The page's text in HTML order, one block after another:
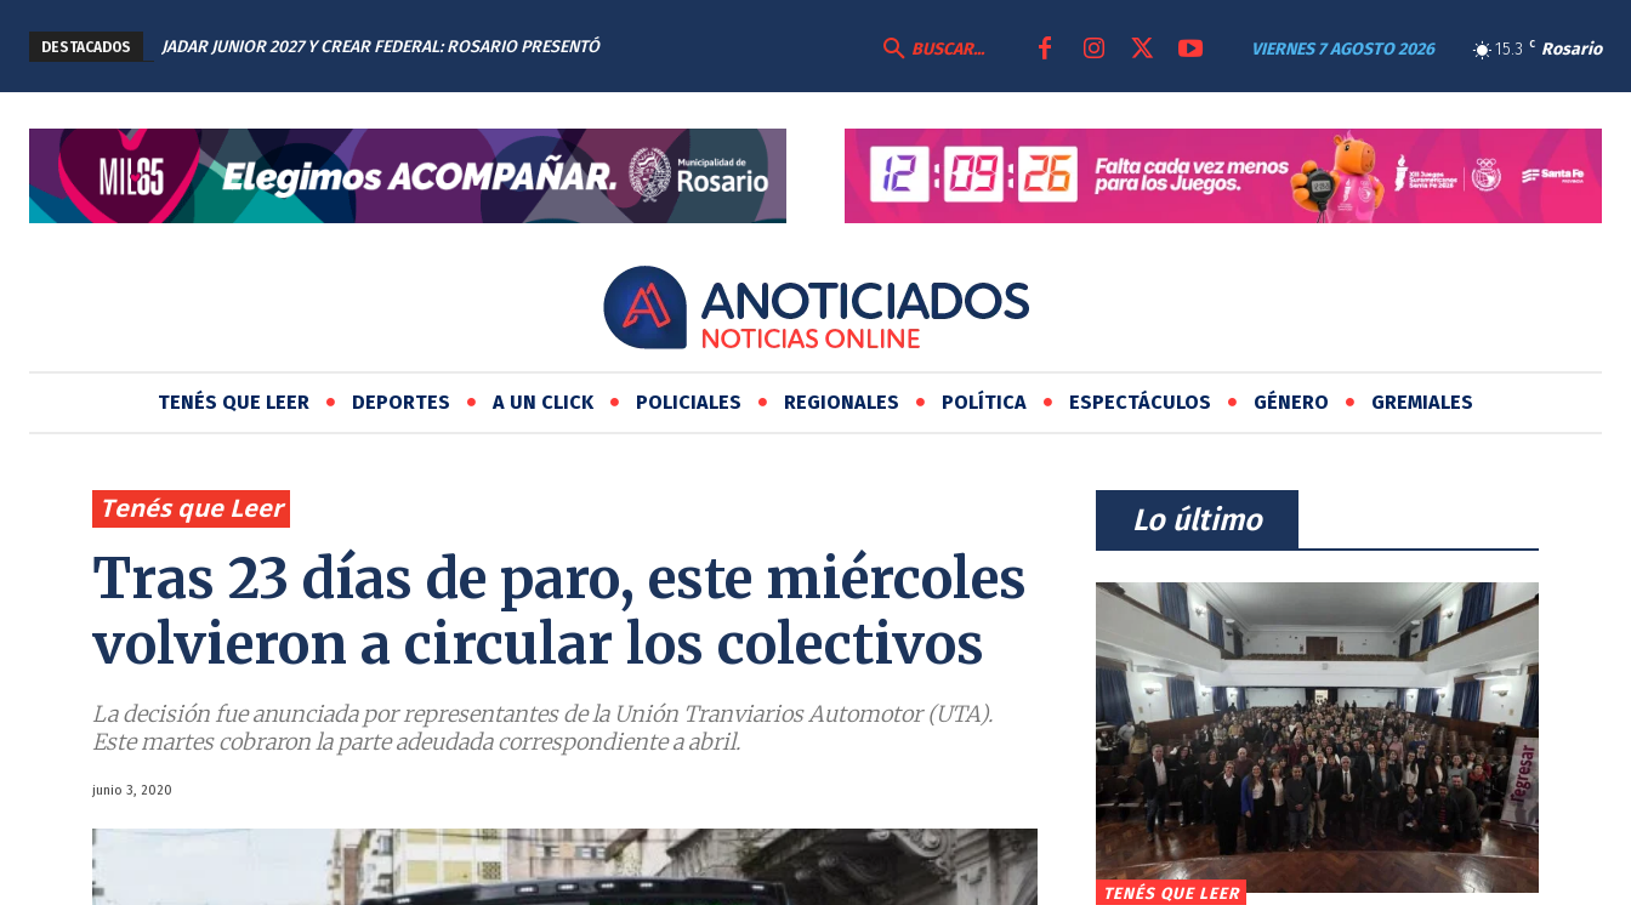
DESTACADOS
JADAR JUNIOR 2027 Y CREAR FEDERAL: ROSARIO PRESENTÓ
15.3 C Rosario
VIERNES 7 AGOSTO 2026
BUSCAR...
TENÉS QUE LEER DEPORTES A UN CLICK POLICIALES REGIONALES POLÍTICA ESPECTÁCULOS GÉNERO GREMIALES
Tenés que Leer
Tras 23 días de paro, este miércoles
volvieron a circular los colectivos
La decisión fue anunciada por representantes de la Unión Tranviarios Automotor (UTA).
Este martes cobraron la parte adeudada correspondiente a abril.
junio 3, 2020
⠀Lo último⠀
TENÉS QUE LEER